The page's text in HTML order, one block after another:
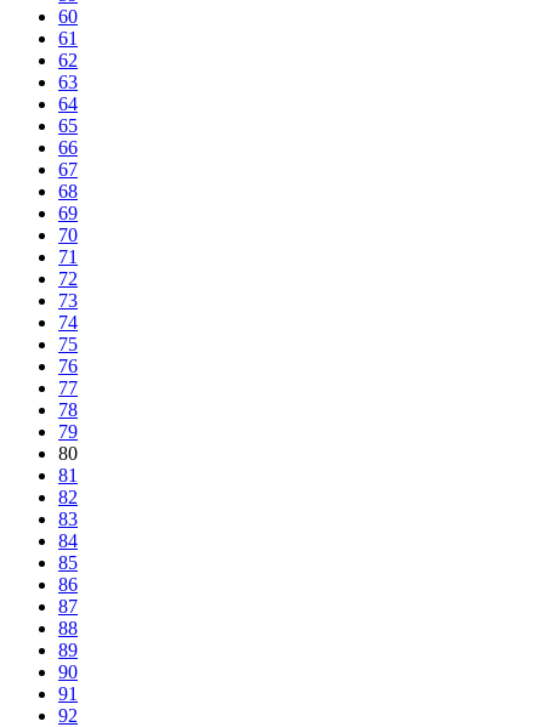
60
61
62
63
64
65
66
67
68
69
70
71
72
73
74
75
76
77
78
79
80
81
82
83
84
85
86
87
88
89
90
91
92